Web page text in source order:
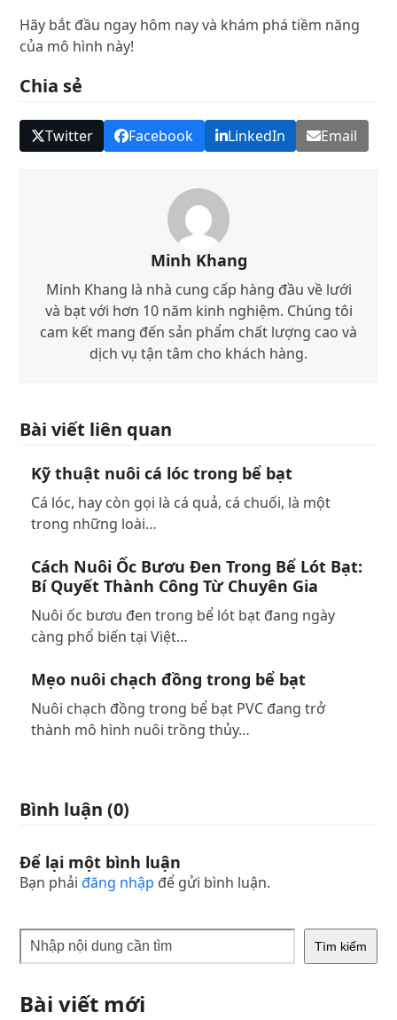
Hãy bắt đầu ngay hôm nay và khám phá tiềm năng
của mô hình này!
Chia sẻ
Twitter Facebook LinkedIn Email
Minh Khang
Minh Khang là nhà cung cấp hàng đầu về lưới
và bạt với hơn 10 năm kinh nghiệm. Chúng tôi
cam kết mang đến sản phẩm chất lượng cao và
dịch vụ tận tâm cho khách hàng.
Bài viết liên quan
Kỹ thuật nuôi cá lóc trong bể bạt
Cá lóc, hay còn gọi là cá quả, cá chuối, là một
trong những loài…
Cách Nuôi Ốc Bươu Đen Trong Bể Lót Bạt:
Bí Quyết Thành Công Từ Chuyên Gia
Nuôi ốc bươu đen trong bể lót bạt đang ngày
càng phổ biến tại Việt…
Mẹo nuôi chạch đồng trong bể bạt
Nuôi chạch đồng trong bể bạt PVC đang trở
thành mô hình nuôi trồng thủy…
Bình luận (0)
Để lại một bình luận
Bạn phảiđăng nhập để gửi bình luận.
Tìm kiếm
Bài viết mới